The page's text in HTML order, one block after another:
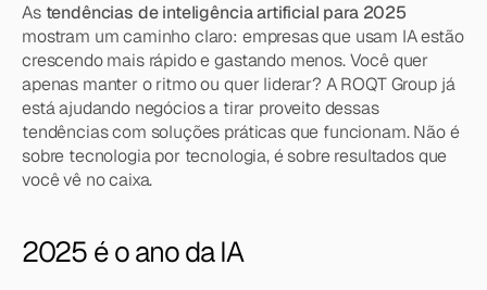
As tendências de inteligência artificial para 2025
mostram um caminho claro: empresas que usam IA estão
crescendo mais rápido e gastando menos. Você quer
apenas manter o ritmo ou quer liderar? A ROQT Group já
está ajudando negócios a tirar proveito dessas
tendências com soluções práticas que funcionam. Não é
sobre tecnologia por tecnologia, é sobre resultados que
você vê no caixa.
2025 é o ano da IA